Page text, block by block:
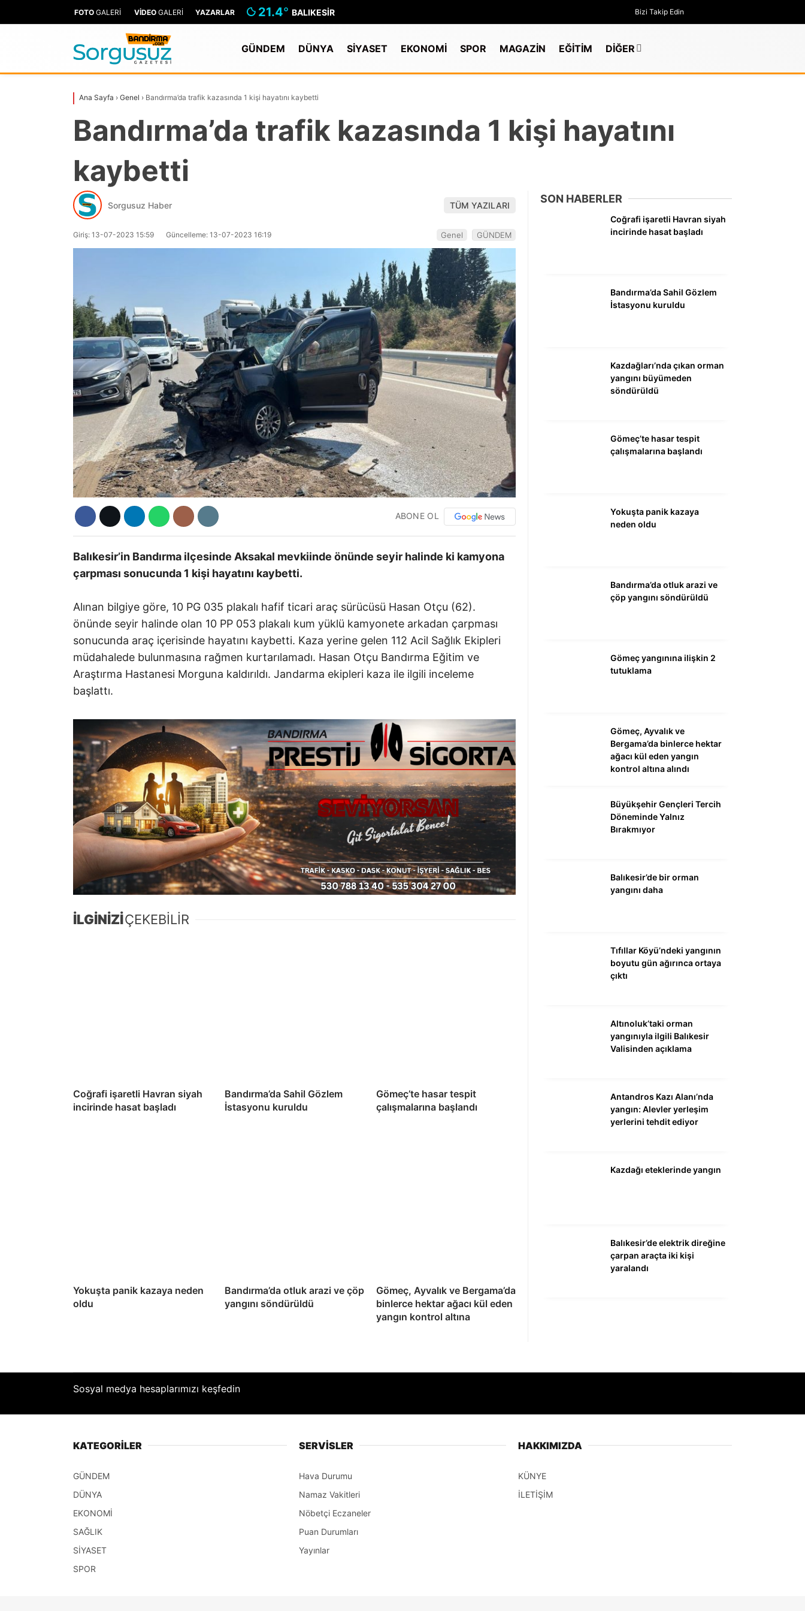
SİYASET
MAGAZİN
FOTO GALERİ VİDEO GALERİ YAZARLAR 21.4° BALIKESIR Bizi Takip Edin
GÜNDEM DÜNYA SİYASET EKONOMİ SPOR MAGAZİN EĞİTİM DİĞER
Ana Sayfa › Genel › Bandırma’da trafik kazasında 1 kişi hayatını kaybetti
Bandırma’da trafik kazasında 1 kişi hayatını
kaybetti
Sorgusuz Haber TÜM YAZILARI
Giriş: 13-07-2023 15:59 Güncelleme: 13-07-2023 16:19 Genel GÜNDEM
ABONE OL
Balıkesir’in Bandırma ilçesinde Aksakal mevkiinde önünde seyir halinde ki kamyona
çarpması sonucunda 1 kişi hayatını kaybetti.
Alınan bilgiye göre, 10 PG 035 plakalı hafif ticari araç sürücüsü Hasan Otçu (62).
önünde seyir halinde olan 10 PP 053 plakalı kum yüklü kamyonete arkadan çarpması
sonucunda araç içerisinde hayatını kaybetti. Kaza yerine gelen 112 Acil Sağlık Ekipleri
müdahalede bulunmasına rağmen kurtarılamadı. Hasan Otçu Bandırma Eğitim ve
Araştırma Hastanesi Morguna kaldırıldı. Jandarma ekipleri kaza ile ilgili inceleme
başlattı.
İLGİNİZİÇEKEBİLİR
Coğrafi işaretli Havran siyah
incirinde hasat başladı
Bandırma’da Sahil Gözlem
İstasyonu kuruldu
Gömeç’te hasar tespit
çalışmalarına başlandı
Yokuşta panik kazaya neden
oldu
Bandırma’da otluk arazi ve çöp
yangını söndürüldü
Gömeç, Ayvalık ve Bergama’da
binlerce hektar ağacı kül eden
yangın kontrol altına
SON HABERLER
Coğrafi işaretli Havran siyah
incirinde hasat başladı
Bandırma’da Sahil Gözlem
İstasyonu kuruldu
Kazdağları’nda çıkan orman
yangını büyümeden
söndürüldü
Gömeç’te hasar tespit
çalışmalarına başlandı
Yokuşta panik kazaya
neden oldu
Bandırma’da otluk arazi ve
çöp yangını söndürüldü
Gömeç yangınına ilişkin 2
tutuklama
Gömeç, Ayvalık ve
Bergama’da binlerce hektar
ağacı kül eden yangın
kontrol altına alındı
Büyükşehir Gençleri Tercih
Döneminde Yalnız
Bırakmıyor
Balıkesir’de bir orman
yangını daha
Tıfıllar Köyü’ndeki yangının
boyutu gün ağırınca ortaya
çıktı
Altınoluk’taki orman
yangınıyla ilgili Balıkesir
Valisinden açıklama
Antandros Kazı Alanı’nda
yangın: Alevler yerleşim
yerlerini tehdit ediyor
Kazdağı eteklerinde yangın
Balıkesir’de elektrik direğine
çarpan araçta iki kişi
yaralandı
Sosyal medya hesaplarımızı keşfedin
KATEGORİLER
GÜNDEM
DÜNYA
EKONOMİ
SAĞLIK
SİYASET
SPOR
SERVİSLER
Hava Durumu
Namaz Vakitleri
Nöbetçi Eczaneler
Puan Durumları
Yayınlar
HAKKIMIZDA
KÜNYE
İLETİŞİM